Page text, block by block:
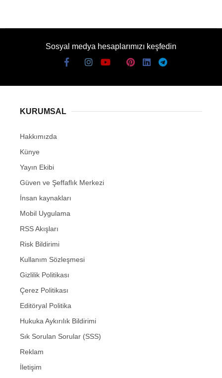
Sosyal medya hesaplarımızı keşfedin
KURUMSAL
Hakkımızda
Künye
Yayın Ekibi
Güven ve Şeffaflık Merkezi
İnsan kaynakları
Mobil Uygulama
RSS Akışları
Risk Bildirimi
Kullanım Sözleşmesi
Gizlilik Politikası
Çerez Politikası
Editöryal Politika
Hukuka Aykırılık Bildirimi
Sık Sorulan Sorular (SSS)
Reklam
İletişim